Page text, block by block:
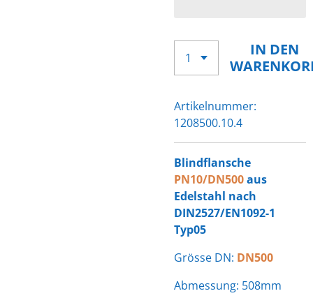
IN DEN
Artikelnummer:
1208500.10.4
Blindflansche
PN10/DN500aus
Edelstahl nach
DIN2527/EN1092-1
Typ05
Grösse DN: DN500
Abmessung: 508mm